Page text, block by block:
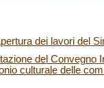
dei lavori del
del Convegno
culturale delle